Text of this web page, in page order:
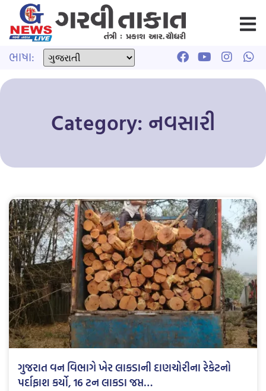
ભાષા:
Category: નવસારી
ગુજરાત વન વિભાગે ખેર લાકડાની દાણચોરીના રેકેટનો
પર્દાફાશ કર્યો, 16 ટન લાકડા જપ્ત…